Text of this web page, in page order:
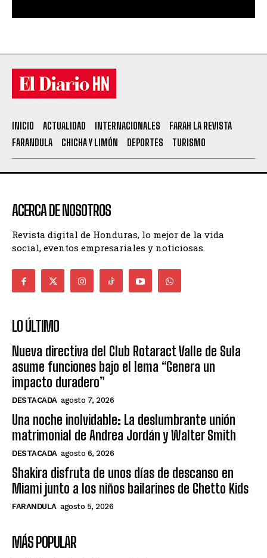
INICIO ACTUALIDAD INTERNACIONALES
FARAH LA REVISTA
FARANDULA
CHICHA Y LIMÓN DEPORTES TURISMO
ACERCA DE NOSOTROS
Revista digital de Honduras, lo mejor de la vida
social, eventos empresariales y noticiosas.
LO ÚLTIMO
Nueva directiva del Club Rotaract Valle de Sula
asume funciones bajo el lema “Genera un
impacto duradero”
DESTACADA agosto 7, 2026
Una noche inolvidable: La deslumbrante unión
matrimonial de Andrea Jordán y Walter Smith
DESTACADA agosto 6, 2026
Shakira disfruta de unos días de descanso en
Miami junto a los niños bailarines de Ghetto Kids
FARANDULA agosto 5, 2026
MÁS POPULAR